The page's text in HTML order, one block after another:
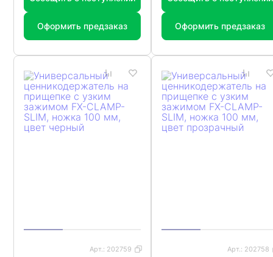
Оформить предзаказ Оформить предзаказ
Арт.: 202759 Арт.: 202758